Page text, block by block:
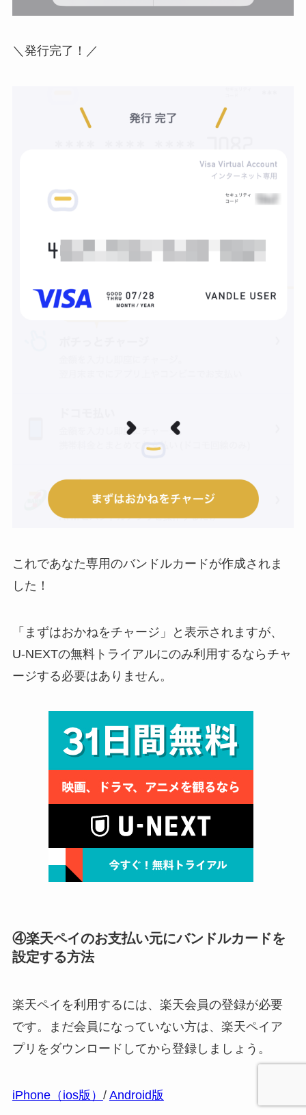
＼発行完了！／
これであなた専用のバンドルカードが作成されま
した！
「まずはおかねをチャージ」と表示されますが、
U-NEXTの無料トライアルにのみ利用するならチャ
ージする必要はありません。
④楽天ペイのお支払い元にバンドルカードを
設定する方法
楽天ペイを利用するには、楽天会員の登録が必要
です。まだ会員になっていない方は、楽天ペイア
プリをダウンロードしてから登録しましょう。
iPhone（ios版） / Android版